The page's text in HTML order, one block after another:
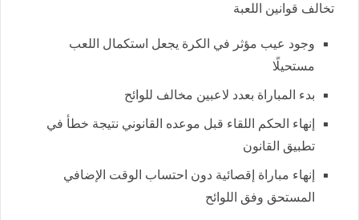
تخالف قوانين اللعبة
وجود عيب مؤثر في الكرة يجعل استكمال اللعب
مستحيلًا
بدء المباراة بعدد لاعبين مخالف للوائح
إنهاء الحكم اللقاء قبل موعده القانوني نتيجة خطأ في
تطبيق القانون
إنهاء مباراة إقصائية دون احتساب الوقت الإضافي
المستحق وفق اللوائح